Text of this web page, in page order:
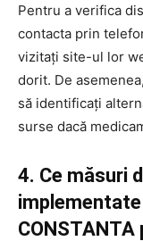
Pentru a verifica
contacta prin
vizitați site-ul lor
dorit. De
să identificați
surse dacă
4. Ce măsuri
implementate